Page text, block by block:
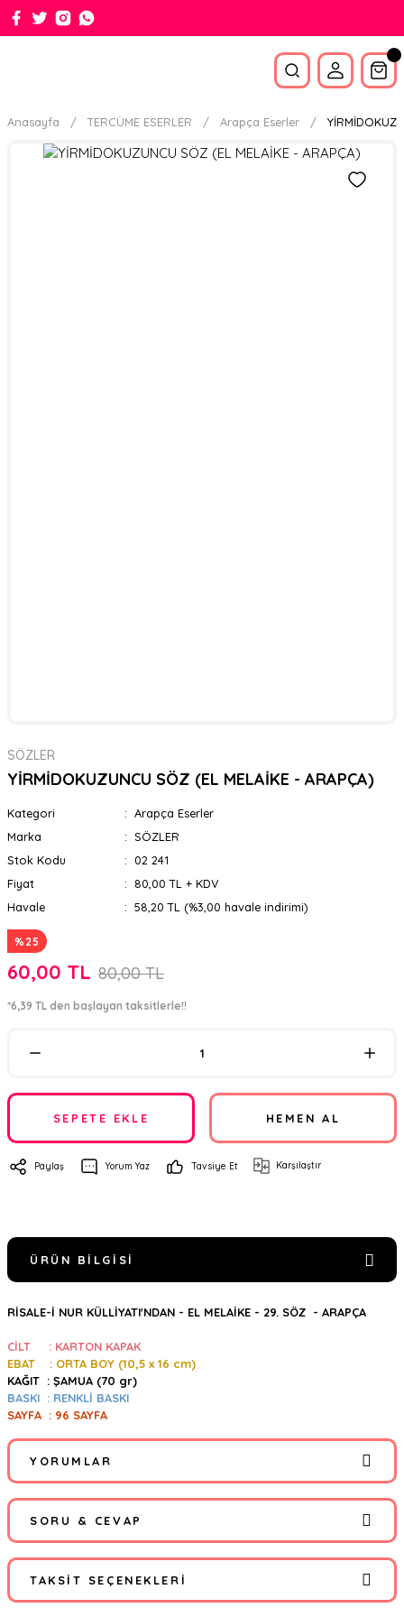
Anasayfa TERCÜME ESERLER Arapça Eserler
SÖZLER
YİRMİDOKUZUNCU SÖZ (EL MELAİKE - ARAPÇA)
Kategori
Arapça Eserler
Marka
SÖZLER
Stok Kodu
02 241
Fiyat
80,00 TL + KDV
Havale
58,20 TL (%3,00 havale indirimi)
%25
60,00 TL 80,00 TL
*6,39 TL den başlayan taksitlerle!!
SEPETE EKLE HEMEN AL
Paylaş Yorum Yaz Tavsiye Et Karşılaştır
ÜRÜN BILGISI
RİSALE-İ NUR KÜLLİYATI'NDAN - EL MELAİKE - 29. SÖZ - ARAPÇA
CİLT : KARTON KAPAK
EBAT : ORTA BOY (10,5 x 16 cm)
KAĞIT : ŞAMUA (70 gr)
BASKI : RENKLİ BASKI
SAYFA : 96 SAYFA
YORUMLAR
Bu ürüne ilk yorumu siz yapın!
Yorum Yaz
SORU & CEVAP
Ürün hakkında henüz soru sorulmamış.
TAKSIT SEÇENEKLERI